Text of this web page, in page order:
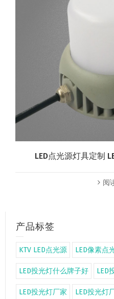
LED点光源灯具定制
阅
产品标签
KTV LED点光源 LED像素点
LED投光灯什么牌子好 LED
LED投光灯厂家 LED投光灯